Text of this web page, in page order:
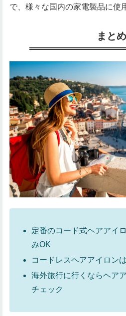
で、様々な国内の家電製品に使
まとめ
定番のコード式ヘアアイ
みOK
コードレスヘアアイロン
海外旅行に行くならヘア
チェック